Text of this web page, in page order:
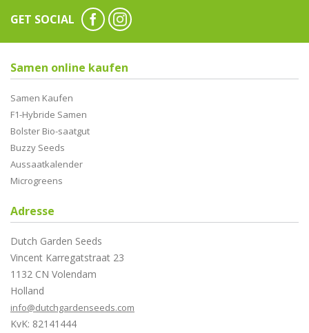
GET SOCIAL
Samen online kaufen
Samen Kaufen
F1-Hybride Samen
Bolster Bio-saatgut
Buzzy Seeds
Aussaatkalender
Microgreens
Adresse
Dutch Garden Seeds
Vincent Karregatstraat 23
1132 CN Volendam
Holland
info@dutchgardenseeds.com
KvK: 82141444